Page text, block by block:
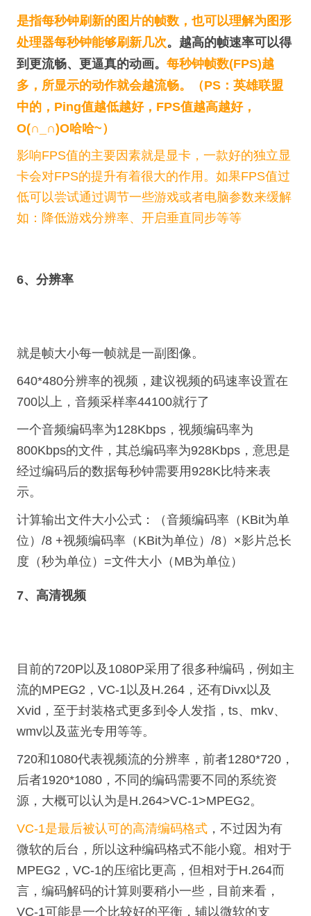
是指每秒钟刷新的图片的帧数，也可以理解为图形
处理器每秒钟能够刷新几次。越高的帧速率可以得
到更流畅、更逼真的动画。 每秒钟帧数(FPS)越
多，所显示的动作就会越流畅。（PS：英雄联盟
中的，Ping值越低越好，FPS值越高越好，
O(∩_∩)O哈哈~）
影响FPS值的主要因素就是显卡，一款好的独立显
卡会对FPS的提升有着很大的作用。如果FPS值过
低可以尝试通过调节一些游戏或者电脑参数来缓解
如：降低游戏分辨率、开启垂直同步等等
6、分辨率
就是帧大小每一帧就是一副图像。
640*480分辨率的视频，建议视频的码速率设置在
700以上，音频采样率44100就行了
一个音频编码率为128Kbps，视频编码率为
800Kbps的文件，其总编码率为928Kbps，意思是
经过编码后的数据每秒钟需要用928K比特来表
示。
计算输出文件大小公式：（音频编码率（KBit为单
位）/8 +视频编码率（KBit为单位）/8）×影片总长
度（秒为单位）=文件大小（MB为单位）
7、高清视频
目前的720P以及1080P采用了很多种编码，例如主
流的MPEG2，VC-1以及H.264，还有Divx以及
Xvid，至于封装格式更多到令人发指，ts、mkv、
wmv以及蓝光专用等等。
720和1080代表视频流的分辨率，前者1280*720，
后者1920*1080，不同的编码需要不同的系统资
源，大概可以认为是H.264>VC-1>MPEG2。
VC-1是最后被认可的高清编码格式 ，不过因为有
微软的后台，所以这种编码格式不能小窥。相对于
MPEG2，VC-1的压缩比更高，但相对于H.264而
言，编码解码的计算则要稍小一些，目前来看，
VC-1可能是一个比较好的平衡，辅以微软的支